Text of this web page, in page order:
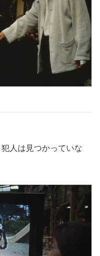
人は見つかっていな